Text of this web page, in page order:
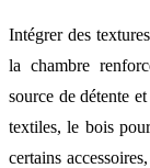
Intégrer des
la chambre
source de détente
textiles, le bois
certains